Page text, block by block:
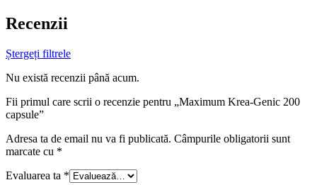
Recenzii
Ștergeți filtrele
Nu există recenzii până acum.
Fii primul care scrii o recenzie pentru „Maximum Krea-Genic 200
capsule”
Adresa ta de email nu va fi publicată. Câmpurile obligatorii sunt
marcate cu *
Evaluarea ta *